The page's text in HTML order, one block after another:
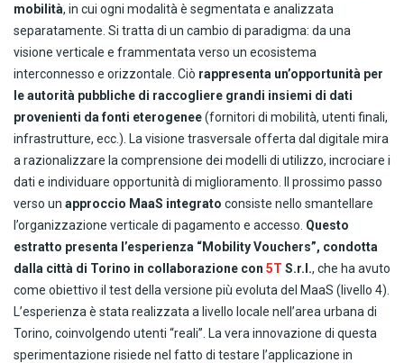
mobilità, in cui ogni modalità è segmentata e analizzata
separatamente. Si tratta di un cambio di paradigma: da una
visione verticale e frammentata verso un ecosistema
interconnesso e orizzontale. Ciò rappresenta un’opportunità per
le autorità pubbliche di raccogliere grandi insiemi di dati
provenienti da fonti eterogenee(fornitori di mobilità, utenti finali,
infrastrutture, ecc.). La visione trasversale offerta dal digitale mira
a razionalizzare la comprensione dei modelli di utilizzo, incrociare i
dati e individuare opportunità di miglioramento. Il prossimo passo
verso un approccio MaaS integrato consiste nello smantellare
l’organizzazione verticale di pagamento e accesso. Questo
estratto presenta l’esperienza “Mobility Vouchers”, condotta
dalla città di Torino in collaborazione con 5T S.r.l., che ha avuto
come obiettivo il test della versione più evoluta del MaaS (livello 4).
L’esperienza è stata realizzata a livello locale nell’area urbana di
Torino, coinvolgendo utenti “reali”. La vera innovazione di questa
sperimentazione risiede nel fatto di testare l’applicazione in